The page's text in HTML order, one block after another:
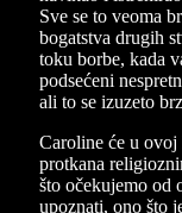
Sve se to veoma
bogatstva drugih
toku borbe, kada
podsećeni
ali to se izuzeto
Caroline će u
protkana
što očekujemo od
upoznati, ono što